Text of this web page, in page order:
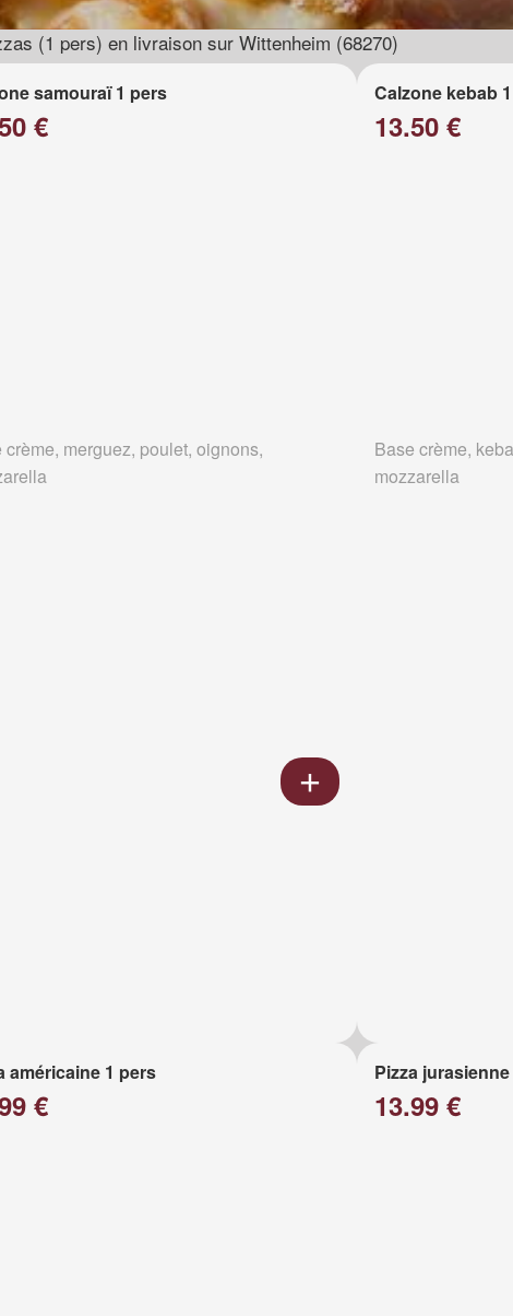
(1 pers) en livraison sur Wittenheim (68270)
samouraï 1 pers
€
crème, merguez, poulet, oignons,
Calzone kebab
13.50 €
Base crème,
mozzarella
américaine 1 pers
€
Pizza
13.99 €